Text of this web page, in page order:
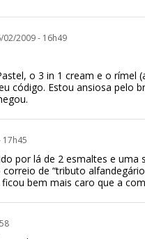
02/2009 - 16h49
o 3 in 1 cream e o rímel
código. Estou ansiosa pelo
17h45
por lá de 2 esmaltes e uma
de “tributo
bem mais caro que a